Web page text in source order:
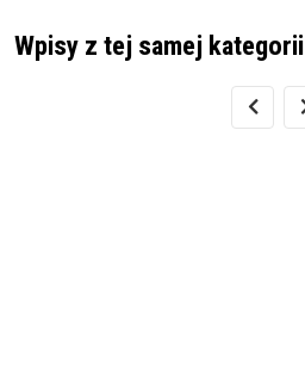
Wpisy z tej samej kategorii